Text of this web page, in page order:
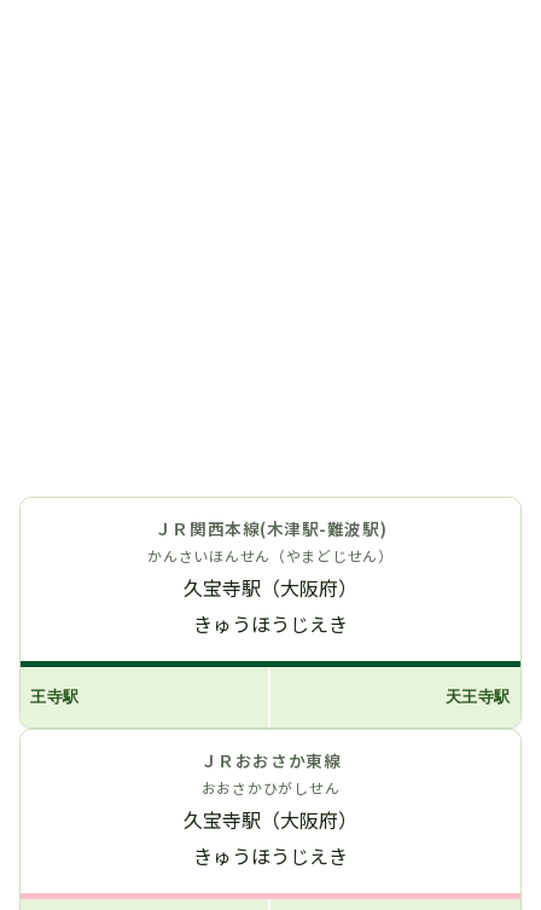
ＪＲ関西本線(木津駅-難波駅)
かんさいほんせん（やまどじせん）
久宝寺駅（大阪府）
きゅうほうじえき
王寺駅 天王寺駅
ＪＲおおさか東線
おおさかひがしせん
久宝寺駅（大阪府）
きゅうほうじえき